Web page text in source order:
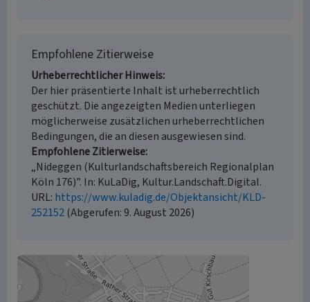
Empfohlene Zitierweise
Urheberrechtlicher Hinweis
Der hier präsentierte Inhalt ist urheberrechtlich
geschützt. Die angezeigten Medien unterliegen
möglicherweise zusätzlichen urheberrechtlichen
Bedingungen, die an diesen ausgewiesen sind.
Empfohlene Zitierweise
„Nideggen (Kulturlandschaftsbereich Regionalplan
Köln 176)”. In: KuLaDig, Kultur.Landschaft.Digital.
URL: https://www.kuladig.de/Objektansicht/KLD-
252152(Abgerufen: 9. August 2026)